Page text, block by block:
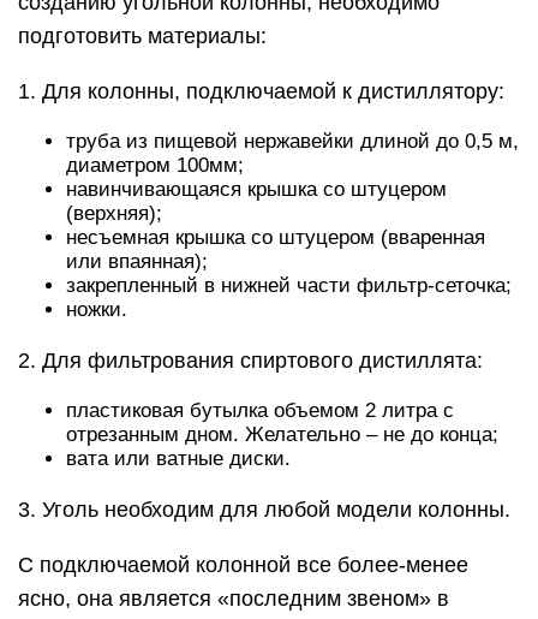
подготовить материалы:
1. Для колонны, подключаемой к дистиллятору:
труба из пищевой нержавейки длиной до 0,5 м,
диаметром 100мм;
навинчивающаяся крышка со штуцером
(верхняя);
несъемная крышка со штуцером (вваренная
или впаянная);
закрепленный в нижней части фильтр-сеточка;
ножки.
2. Для фильтрования спиртового дистиллята:
пластиковая бутылка объемом 2 литра с
отрезанным дном. Желательно – не до конца;
вата или ватные диски.
3. Уголь необходим для любой модели колонны.
С подключаемой колонной все более-менее
ясно, она является «последним звеном» в